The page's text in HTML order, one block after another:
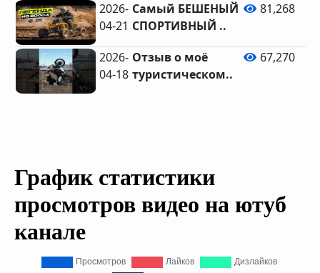
2026-
04-21
Самый БЕШЕНЫЙ
СПОРТИВНЫЙ ..
81,268
2026-
04-18
Отзыв о моё
туристическом..
67,270
График статистики
просмотров видео на ютуб
канале